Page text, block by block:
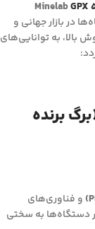
MinelabGPX
در بازار جهانی و
بالا، به توانایی‌های
برنده
و فناوری‌های
دستگاه‌ها به سختی